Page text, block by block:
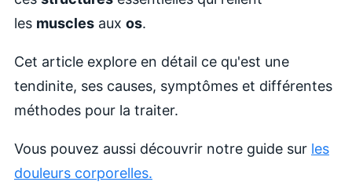
les muscles aux os.
Cet article explore en détail ce qu'est une
tendinite, ses causes, symptômes et différentes
méthodes pour la traiter.
Vous pouvez aussi découvrir notre guide sur les
douleurs corporelles.